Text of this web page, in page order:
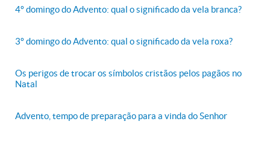
4º domingo do Advento: qual o significado da vela branca?
3º domingo do Advento: qual o significado da vela roxa?
Os perigos de trocar os símbolos cristãos pelos pagãos no
Natal
Advento, tempo de preparação para a vinda do Senhor